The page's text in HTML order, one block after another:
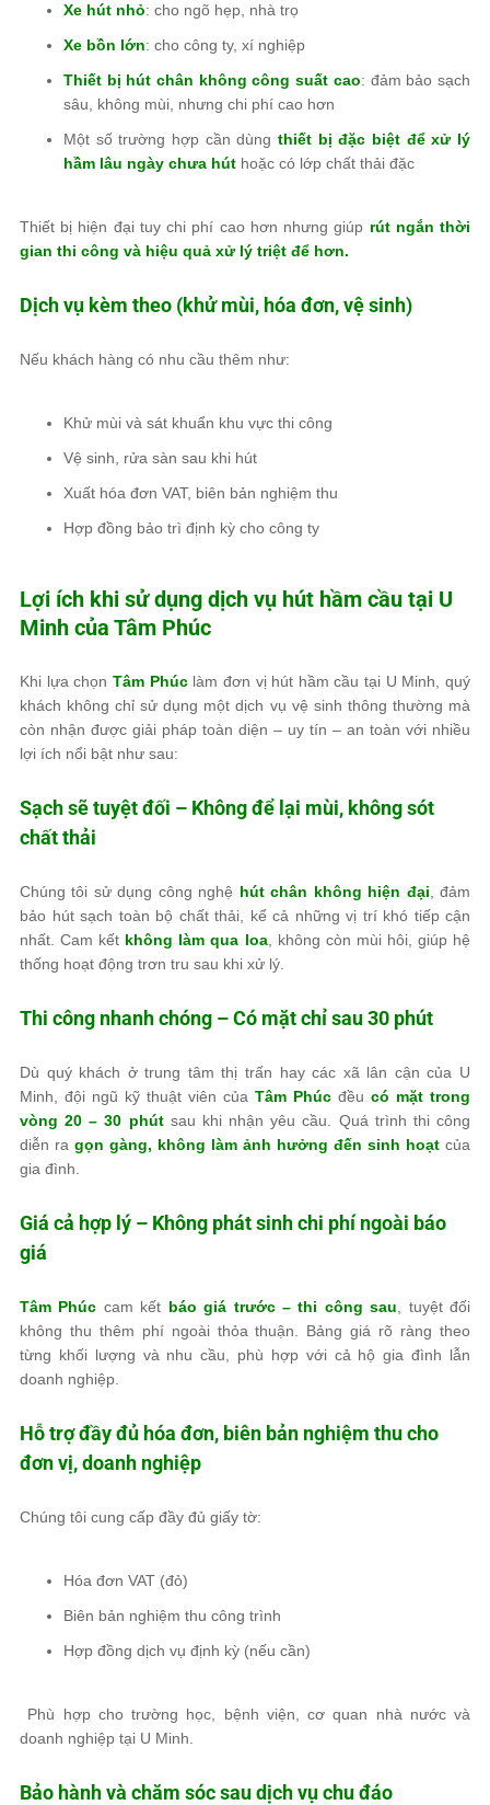
Xe hút nhỏ: cho ngõ hẹp, nhà trọ
Xe bồn lớn: cho công ty, xí nghiệp
Thiết bị hút chân không công suất cao: đảm bảo sạch
sâu, không mùi, nhưng chi phí cao hơn
Một số trường hợp cần dùng thiết bị đặc biệt để xử lý
hầm lâu ngày chưa hút hoặc có lớp chất thải đặc
Thiết bị hiện đại tuy chi phí cao hơn nhưng giúp rút ngắn thời
gian thi công và hiệu quả xử lý triệt để hơn.
Dịch vụ kèm theo (khử mùi, hóa đơn, vệ sinh)
Nếu khách hàng có nhu cầu thêm như:
Khử mùi và sát khuẩn khu vực thi công
Vệ sinh, rửa sàn sau khi hút
Xuất hóa đơn VAT, biên bản nghiệm thu
Hợp đồng bảo trì định kỳ cho công ty
Lợi ích khi sử dụng dịch vụ hút hầm cầu tại U
Minh của Tâm Phúc
Khi lựa chọn Tâm Phúclàm đơn vị hút hầm cầu tại U Minh, quý
khách không chỉ sử dụng một dịch vụ vệ sinh thông thường mà
còn nhận được giải pháp toàn diện – uy tín – an toàn với nhiều
lợi ích nổi bật như sau:
Sạch sẽ tuyệt đối – Không để lại mùi, không sót
chất thải
Chúng tôi sử dụng công nghệ hút chân không hiện đại , đảm
bảo hút sạch toàn bộ chất thải, kể cả những vị trí khó tiếp cận
nhất. Cam kết không làm qua loa, không còn mùi hôi, giúp hệ
thống hoạt động trơn tru sau khi xử lý.
Thi công nhanh chóng – Có mặt chỉ sau 30 phút
Dù quý khách ở trung tâm thị trấn hay các xã lân cận của U
Minh, đội ngũ kỹ thuật viên của Tâm Phúc đều có mặt trong
vòng 20 – 30 phútsau khi nhận yêu cầu. Quá trình thi công
diễn ra gọn gàng, không làm ảnh hưởng đến sinh hoạt của
gia đình.
Giá cả hợp lý – Không phát sinh chi phí ngoài báo
giá
Tâm Phúc cam kết báo giá trước – thi công sau , tuyệt đối
không thu thêm phí ngoài thỏa thuận. Bảng giá rõ ràng theo
từng khối lượng và nhu cầu, phù hợp với cả hộ gia đình lẫn
doanh nghiệp.
Hỗ trợ đầy đủ hóa đơn, biên bản nghiệm thu cho
đơn vị, doanh nghiệp
Chúng tôi cung cấp đầy đủ giấy tờ:
Hóa đơn VAT (đỏ)
Biên bản nghiệm thu công trình
Hợp đồng dịch vụ định kỳ (nếu cần)
Phù hợp cho trường học, bệnh viện, cơ quan nhà nước và
doanh nghiệp tại U Minh.
Bảo hành và chăm sóc sau dịch vụ chu đáo